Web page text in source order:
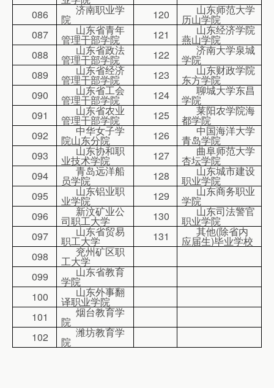
086
济南职业学
院 120 山东师范大学
历山学院
087
山东省青年
管理干部学院 121 山东经济学院
燕山学院
088
山东省政法
管理干部学院 122 济南大学泉城
学院
089
山东省经济
管理干部学院 123 山东财政学院
东方学院
090
山东省工会
管理干部学院 124 聊城大学东昌
学院
091
山东省农业
管理干部学院 125 莱阳农学院海
都学院
092
中华女子学
院山东分院 126 中国海洋大学
青岛学院
093
山东协和职
业技术学院 127 曲阜师范大学
杏坛学院
094
青岛远洋船
员学院 128 山东城市建设
职业学院
095
山东铝业职
业学院 129 山东商务职业
学院
096
新汶矿业公
司职工大学 130 山东司法警官
职业学院
097
山东省贸易
职工大学 131 其他(除省内
应届生)毕业学校
098
兖州矿区职
工大学
099
山东省教育
学院
100
山东外事翻
译职业学院
101
烟台教育学
院
102
潍坊教育学
院